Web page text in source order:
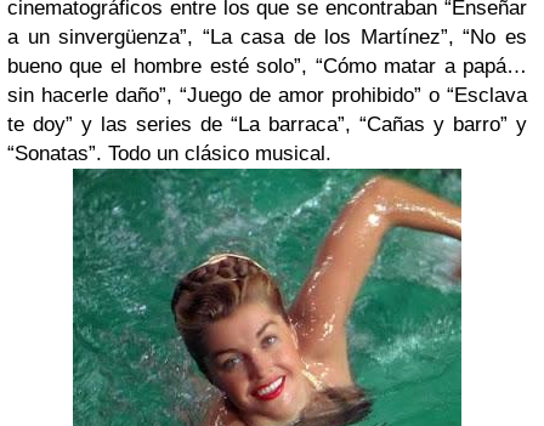
cinematográficos entre los que se encontraban “Enseñar
a un sinvergüenza”, “La casa de los Martínez”, “No es
bueno que el hombre esté solo”, “Cómo matar a papá…
sin hacerle daño”, “Juego de amor prohibido” o “Esclava
te doy” y las series de “La barraca”, “Cañas y barro” y
“Sonatas”. Todo un clásico musical.